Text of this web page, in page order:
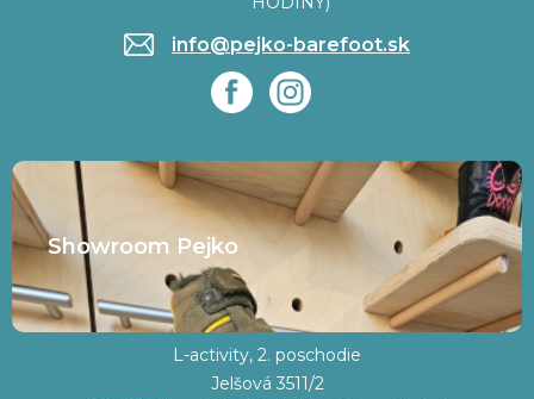
info@pejko-barefoot.sk
Showroom Pejko
L-activity, 2. poschodie
Jelšová 3511/2